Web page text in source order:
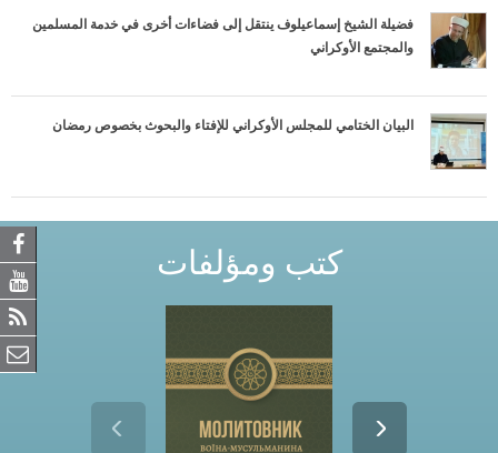
فضيلة الشيخ إسماعيلوف ينتقل إلى فضاءات أخرى في خدمة المسلمين
والمجتمع الأوكراني
البيان الختامي للمجلس الأوكراني للإفتاء والبحوث بخصوص رمضان
كتب ومؤلفات